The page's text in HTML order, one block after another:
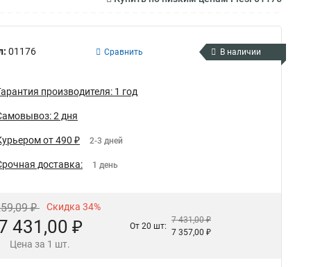
01176 Сравнить В наличии
производителя: 1 год
2 дня
от 490 ₽ 2-3 дней
доставка: 1 день
₽ Скидка 34%
431,00 ₽
Цена за 1 шт.
От 20 шт:
7 431,00 ₽
7 357,00 ₽